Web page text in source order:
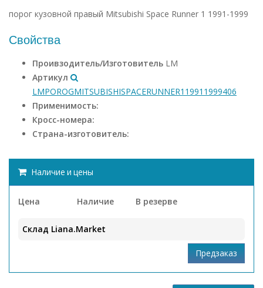
порог кузовной правый Mitsubishi Space Runner 1 1991-1999
Свойства
Проивзодитель/Изготовитель LM
Артикул
LMPOROGMITSUBISHISPACERUNNER119911999406
Применимость:
Кросс-номера:
Страна-изготовитель:
Наличие и цены
Цена Наличие В резерве
Склад Liana.Market